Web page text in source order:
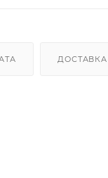
ДОСТАВКА